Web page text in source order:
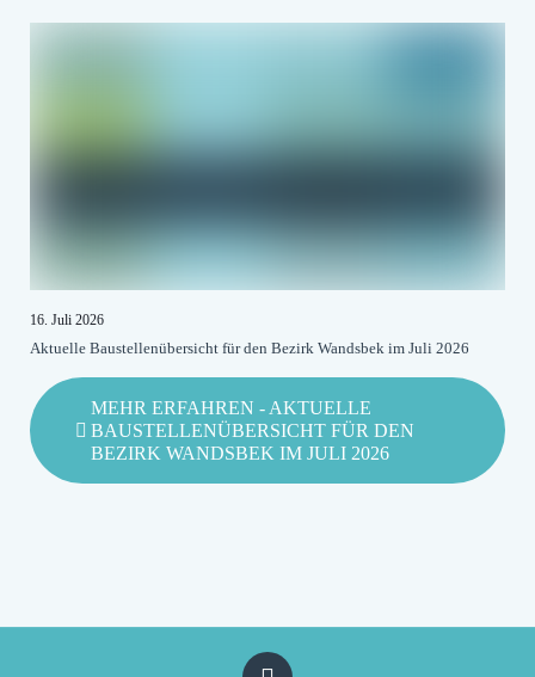
16. Juli 2026
Aktuelle Baustellenübersicht für den Bezirk Wandsbek im Juli 2026
MEHR ERFAHREN - AKTUELLE
BAUSTELLENÜBERSICHT FÜR DEN
BEZIRK WANDSBEK IM JULI 2026